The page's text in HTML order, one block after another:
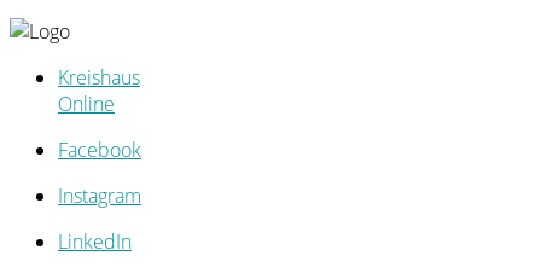
Kreishaus
Online
Facebook
Instagram
LinkedIn